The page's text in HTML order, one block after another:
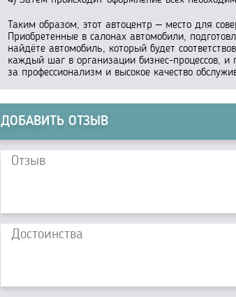
Таким образом, этот автоцентр – место для
Приобретенные в салонах автомобили,
найдёте автомобиль, который будет
каждый шаг в организации бизнес-процессов,
за профессионализм и высокое качество
ДОБАВИТЬ ОТЗЫВ